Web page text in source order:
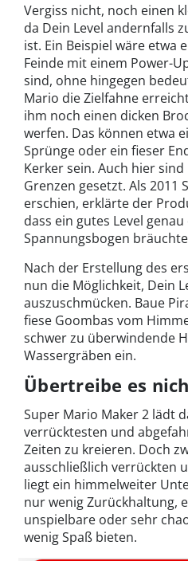
Vergiss nicht, noch einen
da Dein Level andernfalls
ist. Ein Beispiel wäre etwa
Feinde mit einem Power-
sind, ohne hingegen
Mario die Zielfahne
ihm noch einen dicken
werfen. Das können etwa
Sprünge oder ein fieser
Kerker sein. Auch hier
Grenzen gesetzt. Als 2011
erschien, erklärte der
dass ein gutes Level genau
Spannungsbogen
Nach der Erstellung des
nun die Möglichkeit, Dein
auszuschmücken. Baue
fiese Goombas vom
schwer zu überwindende
Wassergräben ein.
Übertreibe es
Super Mario Maker 2 lädt
verrücktesten und
Zeiten zu kreieren. Doch
ausschließlich verrückten
liegt ein himmelweiter
nur wenig Zurückhaltung,
unspielbare oder sehr
wenig Spaß bieten.